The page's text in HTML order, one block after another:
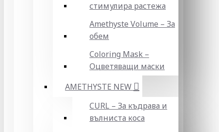
стимулира растежа
Amethyste Volume – За
обем
Coloring Mask –
Оцветяващи маски
AMETHYSTE NEW
CURL – За къдрава и
вълниста коса